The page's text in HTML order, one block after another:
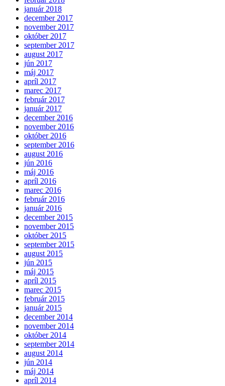
január 2018
december 2017
november 2017
október 2017
september 2017
august 2017
jún 2017
máj 2017
apríl 2017
marec 2017
február 2017
január 2017
december 2016
november 2016
október 2016
september 2016
august 2016
jún 2016
máj 2016
apríl 2016
marec 2016
február 2016
január 2016
december 2015
november 2015
október 2015
september 2015
august 2015
jún 2015
máj 2015
apríl 2015
marec 2015
február 2015
január 2015
december 2014
november 2014
október 2014
september 2014
august 2014
jún 2014
máj 2014
apríl 2014